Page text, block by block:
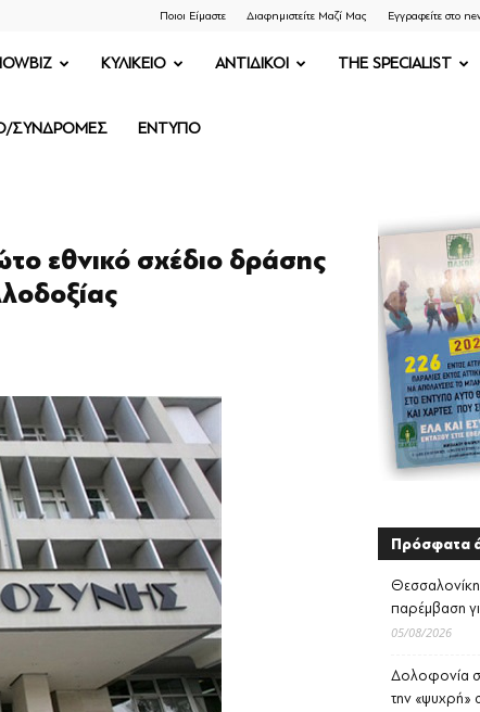
Ποιοι Είμαστε Διαφημιστείτε Μαζί Μας Εγγραφείτε στο
ΚΥΛΙΚΕΙΟ ΑΝΤΙΔΙΚΟΙ THE SPECIALIST
ΣΥΝΔΡΟΜΕΣ ΕΝΤΥΠΟ
εθνικό σχέδιο δράσης
Πρόσφατα
παρέμβαση
05/08/2026
Δολοφονία
την «ψυχρή»